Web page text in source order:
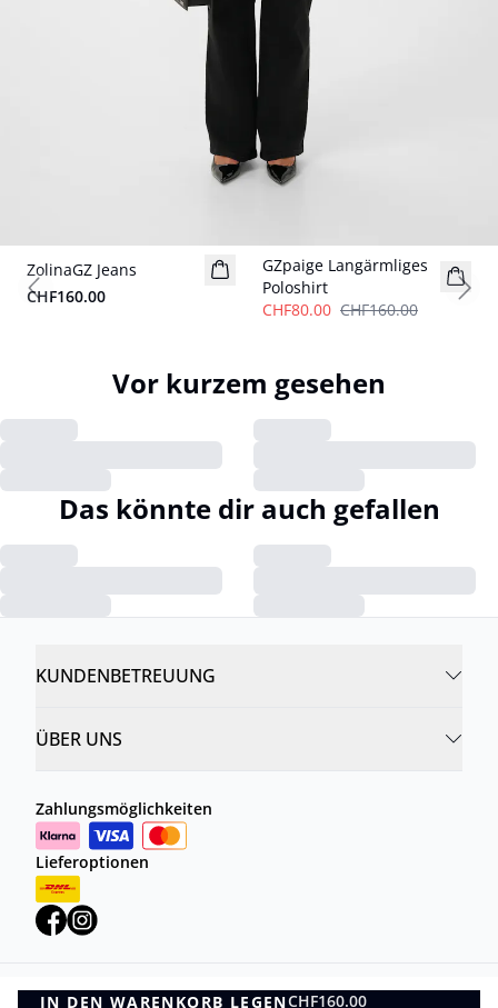
IN DEN WARENKORB LEGENCHF160.00
ZolinaGZ Jeans
CHF160.00
GZpaige Langärmliges
Poloshirt
CHF80.00 CHF160.00
Previous slide
Vor kurzem gesehen
Das könnte dir auch gefallen
KUNDENBETREUUNG
ÜBER UNS
Zahlungsmöglichkeiten
Lieferoptionen